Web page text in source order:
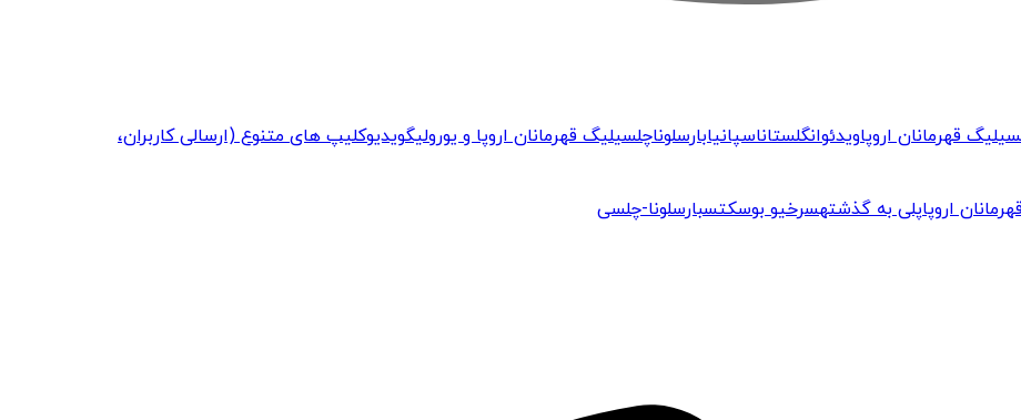
لیگ قهرمانان اروپاویدئوانگلستاناسپانیابارسلوناچلسیلیگ قهرمانان اروپا و یورولیگویدیوکلیپ های متنوع (ارسالی کاربران،
اروپاپلی به گذشتهسرخیو بوسکتسبارسلونا-چلسی